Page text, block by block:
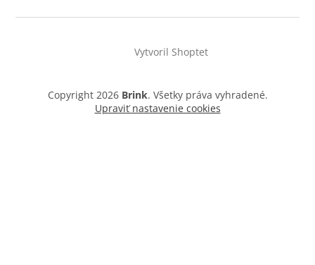
Vytvoril Shoptet
Copyright 2026 Brink. Všetky práva vyhradené.
Upraviť nastavenie cookies